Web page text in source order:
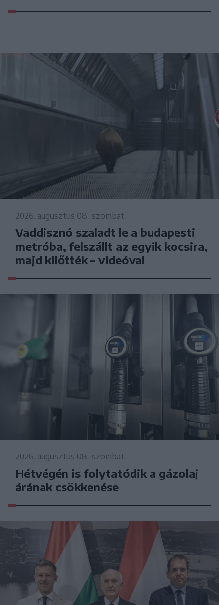
2026. augusztus 08., szombat
Vaddisznó szaladt le a budapesti
metróba, felszállt az egyik kocsira,
majd kilőtték – videóval
2026. augusztus 08., szombat
Hétvégén is folytatódik a gázolaj
árának csökkenése